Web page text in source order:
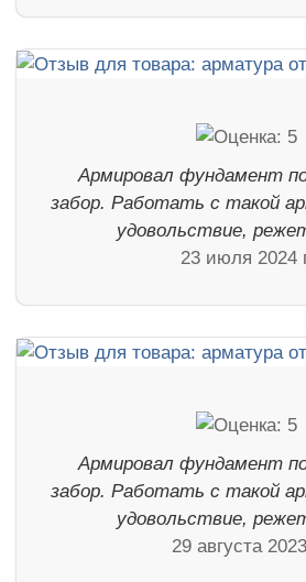
Армировал фундамент
забор. Работать с такой
удовольствие,
23 июля 2024
Армировал фундамент
забор. Работать с такой
удовольствие,
29 августа